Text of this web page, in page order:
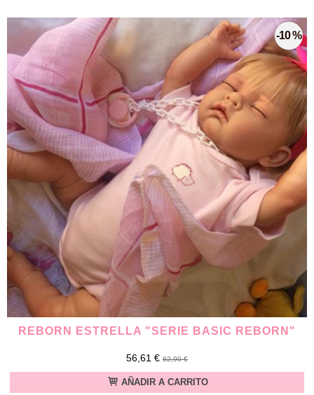
-10 %
REBORN ESTRELLA "SERIE BASIC REBORN"
56,61 € 62,90 €
AÑADIR A CARRITO